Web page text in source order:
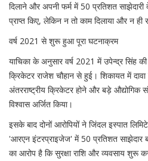
दिलाने और अपनी फर्म में 50 प्रतिशत
प्राप्त किए, लेकिन न तो काम दिलाया और न ही
वर्ष 2021 से शुरू हुआ पूरा घटनाक्रम
याचिका के अनुसार वर्ष 2021 में उपेन्द्र सिंह
क्रिकेटर राजेश चौहान से हुई। शिकायत में
अंतरराष्ट्रीय क्रिकेटर होने और बड़े औद्योगिक
विश्वास अर्जित किया।
इसके बाद दोनों आरोपियों ने जिंदल इस्पात
'आरएन इंटरप्राइजेज' में 50 प्रतिशत साझेदार
का आरोप है कि सुरक्षा राशि और व्यवसाय